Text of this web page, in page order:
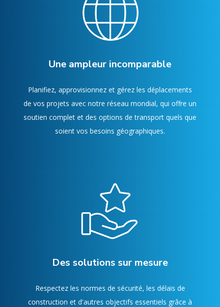
Une ampleur incomparable
Planifiez, approvisionnez et gérez les déplacements
de vos projets avec notre réseau mondial, qui offre un
soutien complet et des options de transport quels que
soient vos besoins géographiques.
Des solutions sur mesure
Respectez les normes de sécurité, les délais de
construction et d'autres objectifs essentiels grâce à